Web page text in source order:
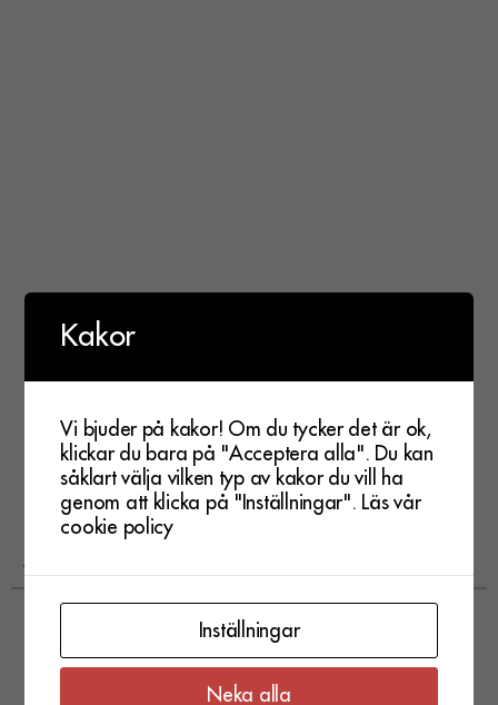
Sprallsång / Allsång På Stallet
lör 9 maj
passerat
Kakor
Vi bjuder på kakor! Om du tycker det är ok,
klickar du bara på "Acceptera alla". Du kan
såklart välja vilken typ av kakor du vill ha
genom att klicka på "Inställningar". Läs vår
cookie policy
Inställningar
Neka alla